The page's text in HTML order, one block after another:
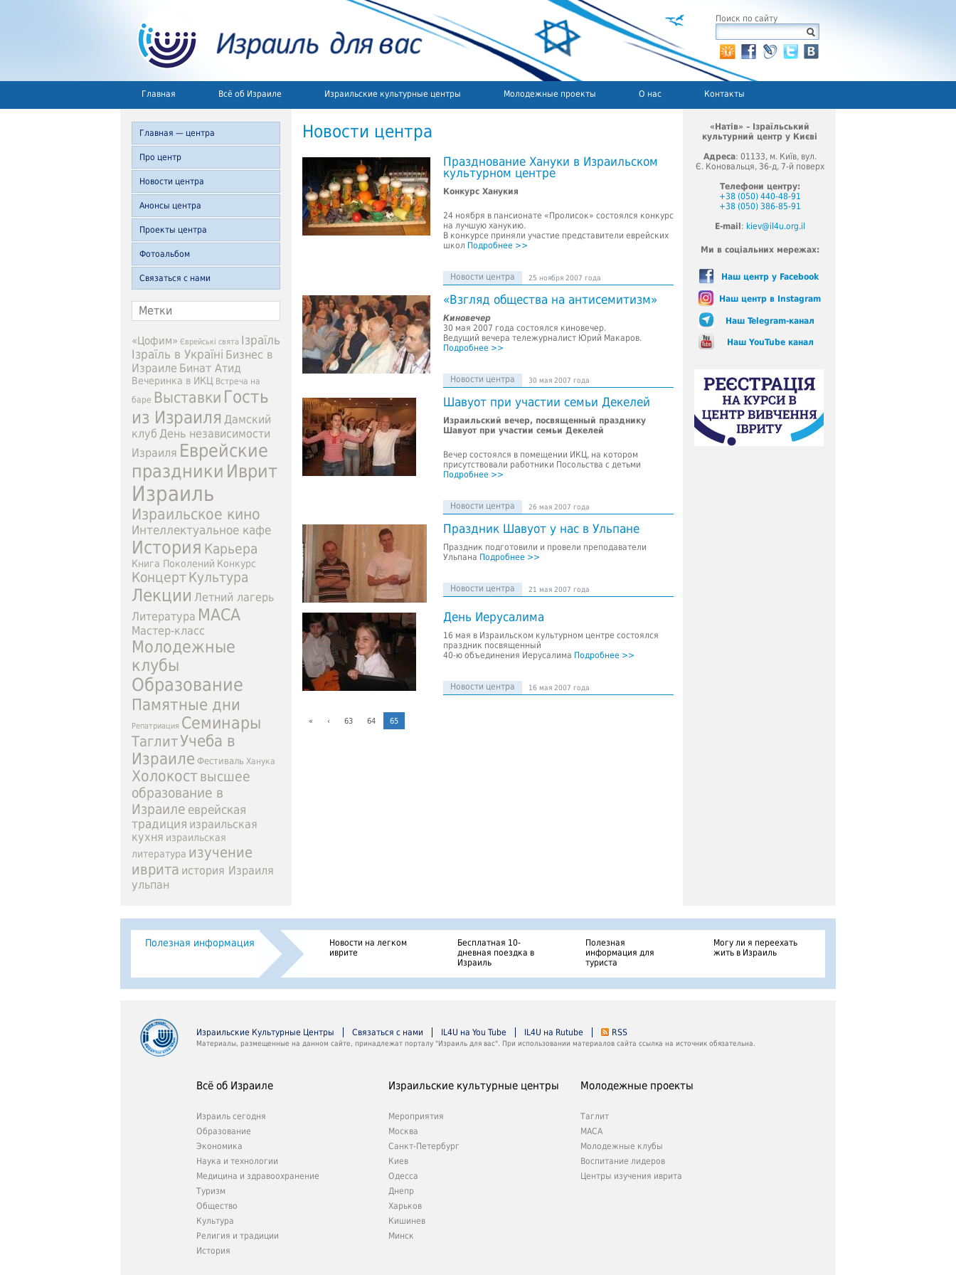
Поиск по сайту
Главная Всё об Израиле Израильские культурные центры Молодежные проекты О нас Контакты
Главная — центра
Про центр
Новости центра
Анонсы центра
Проекты центра
Фотоальбом
Связаться с нами
Метки
«Цофим» Єврейські свята Ізраїль
Ізраїль в Україні Бизнес в
Израиле Бинат Атид
Вечеринка в ИКЦ Встреча на
баре Выставки Гость
из Израиля Дамский
клуб День независимости
Израиля Еврейские
праздники Иврит
Израиль
Израильское кино
Интеллектуальное кафе
История Карьера
Книга Поколений Конкурс
КонцертКультура
Лекции Летний лагерь
Литература МАСА
Мастер-класс
Молодежные
клубы
Образование
Памятные дни
Репатриация Семинары
ТаглитУчеба в
Израиле Фестиваль Ханука
Холокоствысшее
образование в
Израиле еврейская
традиция израильская
кухня израильская
литература изучение
иврита история Израиля
ульпан
Новости центра
Празднование Хануки в Израильском
культурном центре
Конкурс Ханукия
24 ноября в пансионате «Пролисок» состоялся конкурс
на лучшую ханукию.
В конкурсе приняли участие представители еврейских
школ Подробнее >>
Новости центра 25 ноября 2007 года
«Взгляд общества на антисемитизм»
Киновечер
30 мая 2007 года состоялся киновечер.
Ведущий вечера тележурналист Юрий Макаров.
Подробнее >>
Новости центра 30 мая 2007 года
Шавуот при участии семьи Декелей
Израильский вечер, посвященный празднику
Шавуот при участии семьи Декелей
Вечер состоялся в помещении ИКЦ, на котором
присутствовали работники Посольства с детьми
Подробнее >>
Новости центра 26 мая 2007 года
Праздник Шавуот у нас в Ульпане
Праздник подготовили и провели преподаватели
Ульпана Подробнее >>
Новости центра 21 мая 2007 года
День Иерусалима
16 мая в Израильском культурном центре состоялся
праздник посвященный
40-ю объединения Иерусалима Подробнее >>
Новости центра 16 мая 2007 года
« ‹ 63 64 65
«Натів» – Ізраїльський
культурний центр у Києві
Адреса: 01133, м. Київ, вул.
Є. Коновальця, 36-д, 7-й поверх
Телефони центру:
+38 (050) 440-48-91
+38 (050) 386-85-91
E-mail : kiev@il4u.org.il
Ми в соціальних мережах:
Наш центр у Facebook
Наш центр в Instagram
Наш Telegram-канал
Наш YouTube канал
Полезная информация
Новости на легком
иврите
Бесплатная 10-
дневная поездка в
Израиль
Полезная
информация для
туриста
Могу ли я переехать
жить в Израиль
Израильские Культурные Центры Связаться с нами IL4U на You Tube IL4U на Rutube RSS
Материалы, размещенные на данном сайте, принадлежат порталу "Израиль для вас". При использовании материалов сайта ссылка на источник обязательна.
Всё об Израиле
Израиль сегодня
Образование
Экономика
Наука и технологии
Медицина и здравоохранение
Туризм
Общество
Культура
Религия и традиции
История
Израильские культурные центры
Мероприятия
Москва
Санкт-Петербург
Киев
Одесса
Днепр
Харьков
Кишинев
Минск
Молодежные проекты
Таглит
МАСА
Молодежные клубы
Воспитание лидеров
Центры изучения иврита